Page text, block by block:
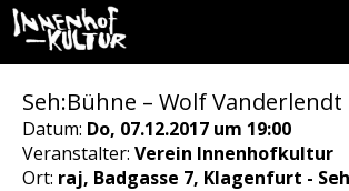
Seh:Bühne – Wolf
Datum: Do, 07.12.2017 um 19:00
Veranstalter: Verein Innenhofkultur
Ort: raj, Badgasse 7, Klagenfurt -